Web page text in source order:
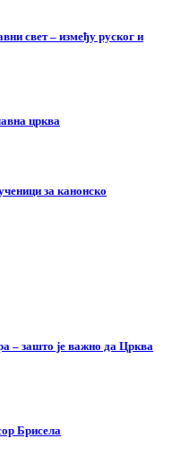
свет – између руског и
црква
за канонско
– зашто је важно да Црква
Брисела